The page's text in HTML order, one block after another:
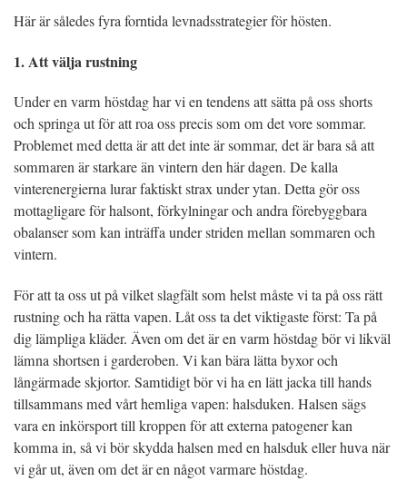
Här är således fyra forntida levnadsstrategier för hösten.
1. Att välja rustning
Under en varm höstdag har vi en tendens att sätta på oss shorts
och springa ut för att roa oss precis som om det vore sommar.
Problemet med detta är att det inte är sommar, det är bara så att
sommaren är starkare än vintern den här dagen. De kalla
vinterenergierna lurar faktiskt strax under ytan. Detta gör oss
mottagligare för halsont, förkylningar och andra förebyggbara
obalanser som kan inträffa under striden mellan sommaren och
vintern.
För att ta oss ut på vilket slagfält som helst måste vi ta på oss rätt
rustning och ha rätta vapen. Låt oss ta det viktigaste först: Ta på
dig lämpliga kläder. Även om det är en varm höstdag bör vi likväl
lämna shortsen i garderoben. Vi kan bära lätta byxor och
långärmade skjortor. Samtidigt bör vi ha en lätt jacka till hands
tillsammans med vårt hemliga vapen: halsduken. Halsen sägs
vara en inkörsport till kroppen för att externa patogener kan
komma in, så vi bör skydda halsen med en halsduk eller huva när
vi går ut, även om det är en något varmare höstdag.